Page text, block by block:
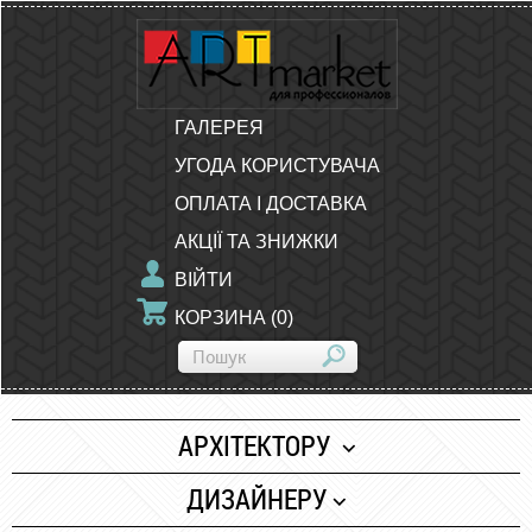
ГАЛЕРЕЯ
УГОДА КОРИСТУВАЧА
ОПЛАТА І ДОСТАВКА
АКЦІЇ ТА ЗНИЖКИ
ВІЙТИ
КОРЗИНА (0)
АРХІТЕКТОРУ
Папір
ДИЗАЙНЕРУ